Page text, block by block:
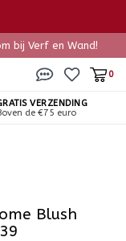
bij Verf en Wand!
0
VERZENDING
de €75 euro
Blush